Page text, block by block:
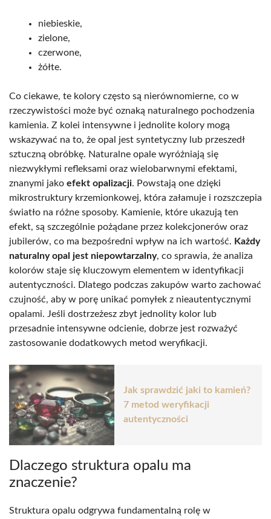
niebieskie,
zielone,
czerwone,
żółte.
Co ciekawe, te kolory często są nierównomierne, co w
rzeczywistości może być oznaką naturalnego pochodzenia
kamienia. Z kolei intensywne i jednolite kolory mogą
wskazywać na to, że opal jest syntetyczny lub przeszedł
sztuczną obróbkę. Naturalne opale wyróżniają się
niezwykłymi refleksami oraz wielobarwnymi efektami,
znanymi jako efekt opalizacji. Powstają one dzięki
mikrostruktury krzemionkowej, która załamuje i rozszczepia
światło na różne sposoby. Kamienie, które ukazują ten
efekt, są szczególnie pożądane przez kolekcjonerów oraz
jubilerów, co ma bezpośredni wpływ na ich wartość. Każdy
naturalny opal jest niepowtarzalny, co sprawia, że analiza
kolorów staje się kluczowym elementem w identyfikacji
autentyczności. Dlatego podczas zakupów warto zachować
czujność, aby w porę unikać pomyłek z nieautentycznymi
opalami. Jeśli dostrzeżesz zbyt jednolity kolor lub
przesadnie intensywne odcienie, dobrze jest rozważyć
zastosowanie dodatkowych metod weryfikacji.
Jak sprawdzić jaki to kamień?
7 metod weryfikacji
autentyczności
Dlaczego struktura opalu ma
znaczenie?
Struktura opalu odgrywa fundamentalną rolę w